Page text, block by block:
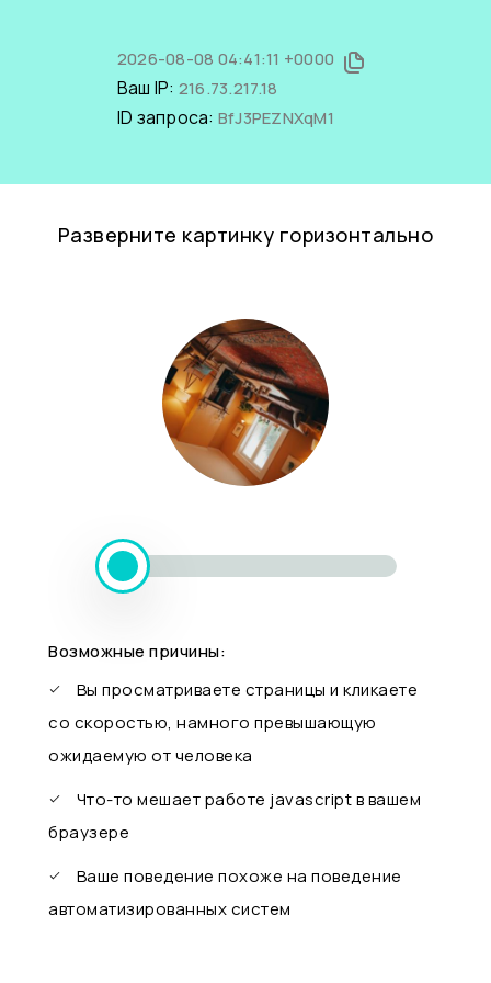
2026-08-08 04:41:11 +0000
Ваш IP: 216.73.217.18
ID запроса: BfJ3PEZNXqM1
Разверните картинку горизонтально
Возможные причины:
Вы просматриваете страницы и кликаете
со скоростью, намного превышающую
ожидаемую от человека
Что-то мешает работе javascript в вашем
браузере
Ваше поведение похоже на поведение
автоматизированных систем